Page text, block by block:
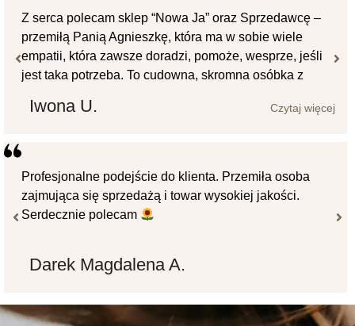
Z serca polecam Nowa Ja- peruka ktora zakupilam jest
strzałem w dziesiątkę, mialam kilka peruk z innego
sklepu, ale ciagle mialam niedosyt, ciagle bylo cos nie
tak, tutaj zakup mojej Idy i wreszcie czuje ze mam
wreszcie jestem szczęśliwa,a prowadząca Pani
jej anielska cierpliwość szczególnie do mnie .Polecam
ten sklep gdyz wlos peruk jest naprawdę najwyższej
jakości.
Grazka M. Czytaj więcej
wszystko mi się podoba.Żetelna informacja.
Hanna N.